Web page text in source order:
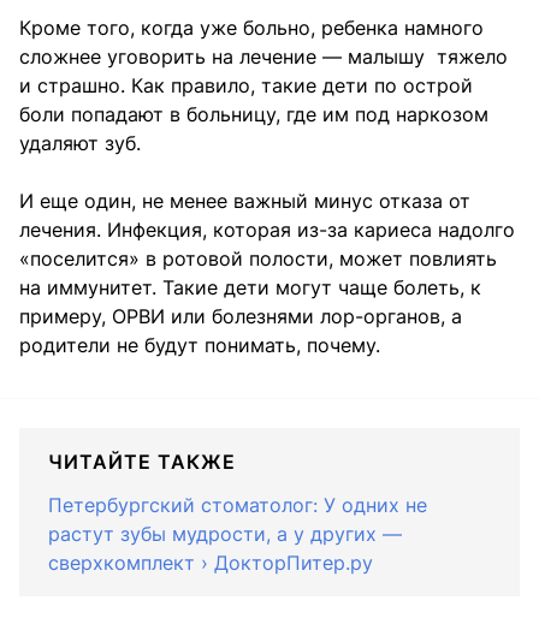
Кроме того, когда уже больно, ребенка намного
сложнее уговорить на лечение — малышу тяжело
и страшно. Как правило, такие дети по острой
боли попадают в больницу, где им под наркозом
удаляют зуб.
И еще один, не менее важный минус отказа от
лечения. Инфекция, которая из-за кариеса надолго
«поселится» в ротовой полости, может повлиять
на иммунитет. Такие дети могут чаще болеть, к
примеру, ОРВИ или болезнями лор-органов, а
родители не будут понимать, почему.
ЧИТАЙТЕ ТАКЖЕ
Петербургский стоматолог: У одних не
растут зубы мудрости, а у других —
сверхкомплект › ДокторПитер.ру